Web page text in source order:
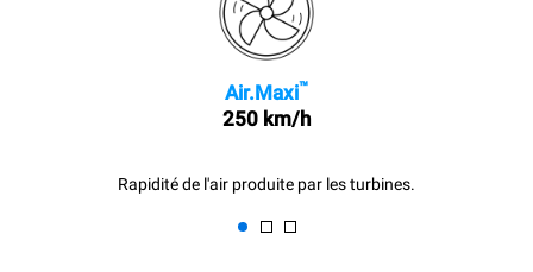
Air.Maxi™
250 km/h
Rapidité de l'air produite par les turbines.